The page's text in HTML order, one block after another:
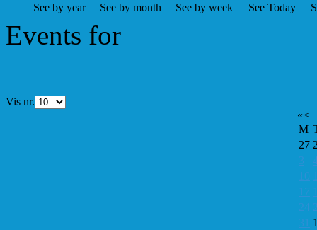
See by year See by month See by week See Today
Events for
Vis nr.
«<
M
27
3
10
17
24
31